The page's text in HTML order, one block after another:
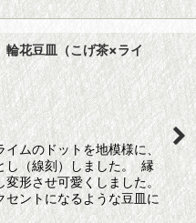
花豆皿（こげ茶×ライ
イムのドットを地模様に、
し（線刻）しました。 縁
変形させ可愛くしました。
セントになるような豆皿に